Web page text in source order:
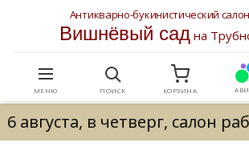
Антикварно-букинистический салон
Вишнёвый садна
МЕНЮ ПОИСК КОРЗИНА
6 августа, в четверг, салон